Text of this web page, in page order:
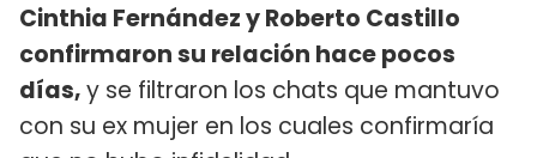
Cinthia Fernández y Roberto Castillo
confirmaron su relación hace pocos
días,y se filtraron los chats que mantuvo
con su ex mujer en los cuales confirmaría